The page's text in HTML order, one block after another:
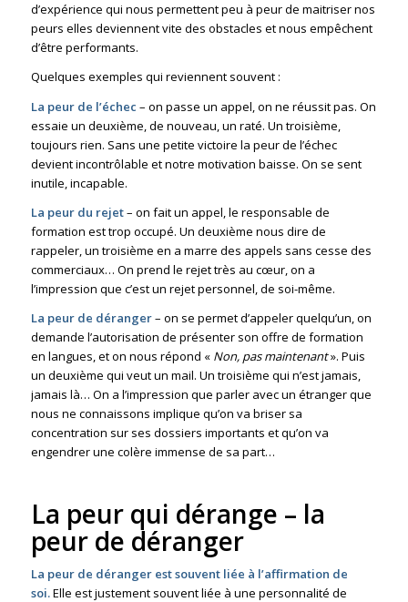
d’expérience qui nous permettent peu à peur de maitriser nos
peurs elles deviennent vite des obstacles et nous empêchent
d’être performants.
Quelques exemples qui reviennent souvent :
La peur de l’échec – on passe un appel, on ne réussit pas. On
essaie un deuxième, de nouveau, un raté. Un troisième,
toujours rien. Sans une petite victoire la peur de l’échec
devient incontrôlable et notre motivation baisse. On se sent
inutile, incapable.
La peur du rejet– on fait un appel, le responsable de
formation est trop occupé. Un deuxième nous dire de
rappeler, un troisième en a marre des appels sans cesse des
commerciaux… On prend le rejet très au cœur, on a
l’impression que c’est un rejet personnel, de soi-même.
La peur de déranger– on se permet d’appeler quelqu’un, on
demande l’autorisation de présenter son offre de formation
en langues, et on nous répond « Non, pas maintenant». Puis
un deuxième qui veut un mail. Un troisième qui n’est jamais,
jamais là… On a l’impression que parler avec un étranger que
nous ne connaissons implique qu’on va briser sa
concentration sur ses dossiers importants et qu’on va
engendrer une colère immense de sa part…
La peur qui dérange – la
peur de déranger
La peur de déranger est souvent liée à l’affirmation de
soi.Elle est justement souvent liée à une personnalité de